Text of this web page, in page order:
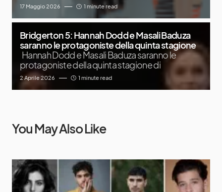
17 Maggio 2026 1 minute read
Bridgerton 5: Hannah Dodd e Masali Baduza
saranno le protagoniste della quinta stagione
Hannah Dodd e Masali Baduza saranno le
protagoniste della quinta stagione di
2 Aprile 2026 1 minute read
You May Also Like